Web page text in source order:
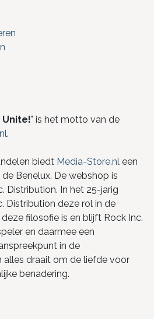
" is het motto van de
.
biedt Media-Store.nl een
Benelux. De webshop is
Distribution. In het 25-jarig
Distribution deze rol in de
filosofie is en blijft Rock Inc.
en daarmee een
in de
alles draait om de liefde voor
benadering.